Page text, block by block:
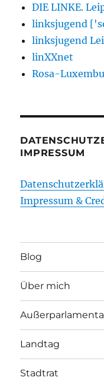
DIE LINKE.
linksjugend
linksjugend
linXXnet
Rosa-
IMPRESSUM
Impressum &
Blog
Über mich
Landtag
Stadtrat